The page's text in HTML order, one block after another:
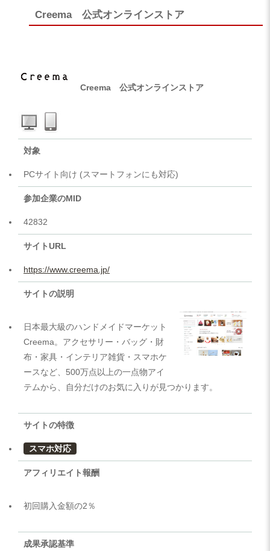
Creema 公式オンラインストア
Creema 公式オンラインストア
対象
PCサイト向け (スマートフォンにも対応)
参加企業のMID
42832
サイトURL
https://www.creema.jp/
サイトの説明
日本最大級のハンドメイドマーケット
Creema。アクセサリー・バッグ・財
布・家具・インテリア雑貨・スマホケ
ースなど、500万点以上の一点物アイ
テムから、自分だけのお気に入りが見つかります。
サイトの特徴
スマホ対応
アフィリエイト報酬
初回購入金額の2％
成果承認基準